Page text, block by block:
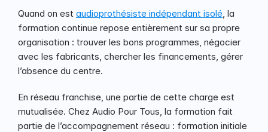
Quand on est audioprothésiste indépendant isolé, la
formation continue repose entièrement sur sa propre
organisation : trouver les bons programmes, négocier
avec les fabricants, chercher les financements, gérer
l’absence du centre.
En réseau franchise, une partie de cette charge est
mutualisée. Chez Audio Pour Tous, la formation fait
partie de l’accompagnement réseau : formation initiale